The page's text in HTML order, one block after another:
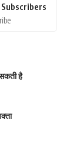
Subscribers
है